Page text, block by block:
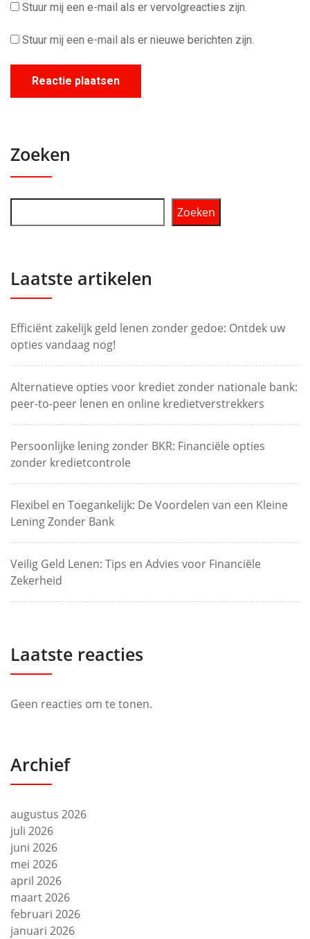
Stuur mij een e-mail als er vervolgreacties zijn.
Stuur mij een e-mail als er nieuwe berichten zijn.
Zoeken
Zoeken
Laatste artikelen
Efficiënt zakelijk geld lenen zonder gedoe: Ontdek uw
opties vandaag nog!
Alternatieve opties voor krediet zonder nationale bank:
peer-to-peer lenen en online kredietverstrekkers
Persoonlijke lening zonder BKR: Financiële opties
zonder kredietcontrole
Flexibel en Toegankelijk: De Voordelen van een Kleine
Lening Zonder Bank
Veilig Geld Lenen: Tips en Advies voor Financiële
Zekerheid
Laatste reacties
Geen reacties om te tonen.
Archief
augustus 2026
juli 2026
juni 2026
mei 2026
april 2026
maart 2026
februari 2026
januari 2026